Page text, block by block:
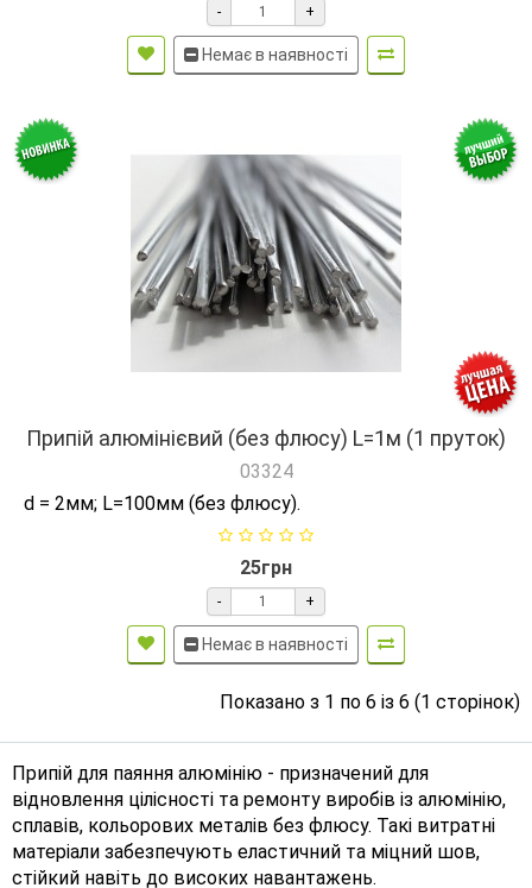
- +
Немає в наявності
Припій алюмінієвий (без флюсу) L=1м (1 пруток)
03324
d = 2мм; L=100мм (без флюсу).
25грн
- +
Немає в наявності
Показано з 1 по 6 із 6 (1 сторінок)
Припій для паяння алюмінію - призначений для
відновлення цілісності та ремонту виробів із алюмінію,
сплавів, кольорових металів без флюсу. Такі витратні
матеріали забезпечують еластичний та міцний шов,
стійкий навіть до високих навантажень.